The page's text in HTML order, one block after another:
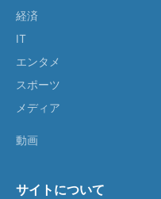
経済
IT
エンタメ
スポーツ
メディア
動画
サイトについて